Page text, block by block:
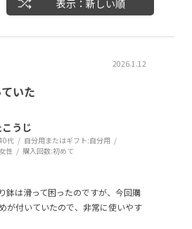
表示：新しい順
2026.1.12
いた
うじ
代 自分用またはギフト:自分用
女性 購入回数:初めて
鉢は滑って困ったのですが、今回購
が付いていたので、非常に使いやす